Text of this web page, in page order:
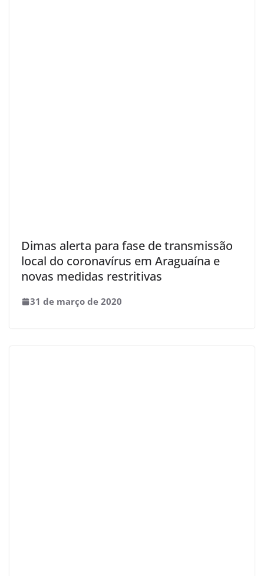
Dimas alerta para fase de transmissão
local do coronavírus em Araguaína e
novas medidas restritivas
31 de março de 2020